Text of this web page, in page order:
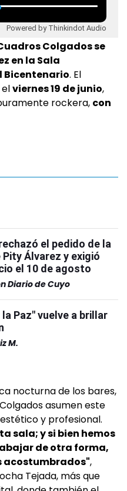
Powered by Thinkindot Audio
Colgados se
en la Sala
Bicentenario. El
viernes 19 de junio,
rockera, con
el pedido de la
Álvarez y exigió
el 10 de agosto
Diario de Cuyo
Paz" vuelve a brillar
M.
nocturna de los bares,
asumen este
y profesional.
sala; y si bien hemos
de otra forma,
acostumbrados",
Tejada, más que